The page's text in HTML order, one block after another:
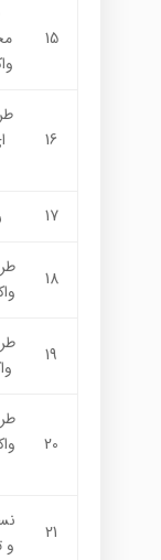
15
16
17
18
19
20
21
و